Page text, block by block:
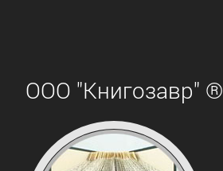
ООО "Книгозавр" ®